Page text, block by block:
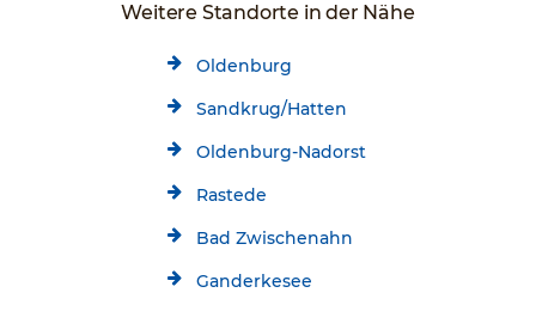
Weitere Standorte in der Nähe
Oldenburg
Sandkrug/Hatten
Oldenburg-Nadorst
Rastede
Bad Zwischenahn
Ganderkesee